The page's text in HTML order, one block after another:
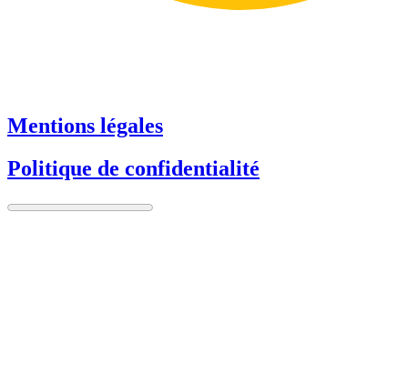
Mentions légales
Politique de confidentialité